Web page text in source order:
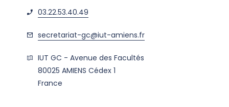
03.22.53.40.49
secretariat-gc@iut-amiens.fr
IUT GC - Avenue des Facultés
80025 AMIENS Cédex 1
France